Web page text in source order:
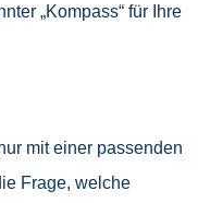
„Kompass“ für Ihre
mit einer passenden
Frage, welche